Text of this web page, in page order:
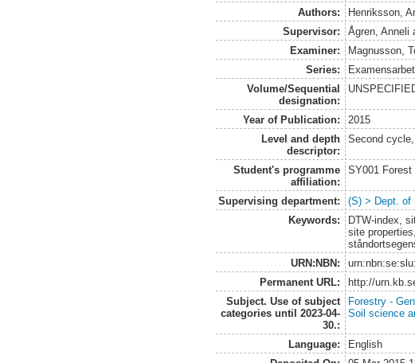
Authors:
Henriksson,
Supervisor:
Ågren, Anneli
Examiner:
Magnusson,
Series:
Volume/Sequential
designation:
Year of Publication:
2015
Level and depth
descriptor:
Second
Student's programme
affiliation:
SY001 Forest
Supervising department:
(S) > Dept. of
Keywords:
DTW-index,
site
URN:NBN:
Permanent URL:
http://
Subject. Use of subject
categories until 2023-04-
30.:
Forestry -
Soil science
Language:
English